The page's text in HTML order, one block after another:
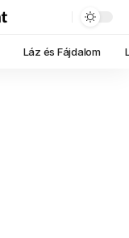
Láz és Fájdalom